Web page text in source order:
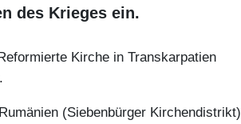
des Krieges ein.
Kirche in Transkarpatien
(Siebenbürger Kirchendistrikt)